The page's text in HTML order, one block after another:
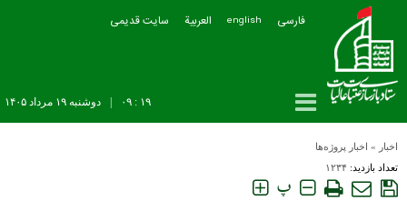
فارسی english العربیة سایت قدیمی
دوشنبه ۱۹ مرداد ۱۴۰۵ ۱۹ : ۰۹
اخبار » اخبار پروژه‌ها
تعداد بازدید: ۱۲۳۴
پ